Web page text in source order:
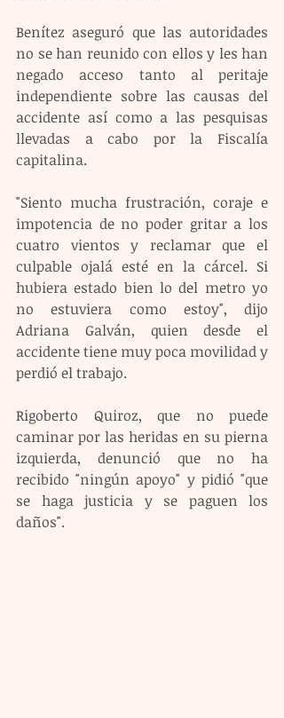
Benítez aseguró que las autoridades
no se han reunido con ellos y les han
negado acceso tanto al peritaje
independiente sobre las causas del
accidente así como a las pesquisas
llevadas a cabo por la Fiscalía
capitalina.
"Siento mucha frustración, coraje e
impotencia de no poder gritar a los
cuatro vientos y reclamar que el
culpable ojalá esté en la cárcel. Si
hubiera estado bien lo del metro yo
no estuviera como estoy", dijo
Adriana Galván, quien desde el
accidente tiene muy poca movilidad y
perdió el trabajo.
Rigoberto Quiroz, que no puede
caminar por las heridas en su pierna
izquierda, denunció que no ha
recibido "ningún apoyo" y pidió "que
se haga justicia y se paguen los
daños".